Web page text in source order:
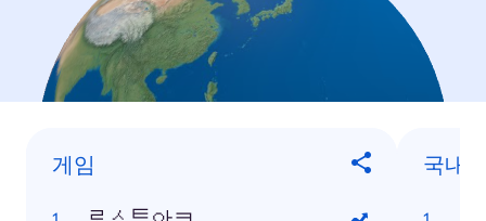
게임
국내